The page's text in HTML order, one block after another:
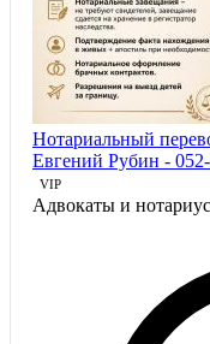
Нотариальный
Евгений Рубин -
VIP
Адвокаты и